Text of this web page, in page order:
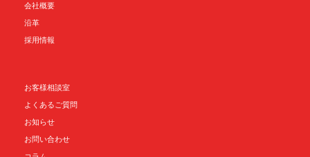
会社概要
沿革
採用情報
お客様相談室
よくあるご質問
お知らせ
お問い合わせ